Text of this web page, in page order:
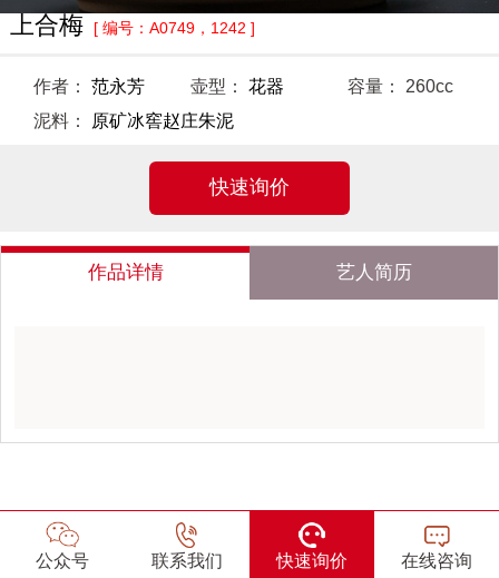
上合梅 [ 编号：A0749，1242 ]
作者： 范永芳 壶型： 花器 容量：
260cc
泥料：
原矿冰窖赵庄朱泥
快速询价
作品详情 艺人简历
公众号 联系我们 快速询价 在线咨询